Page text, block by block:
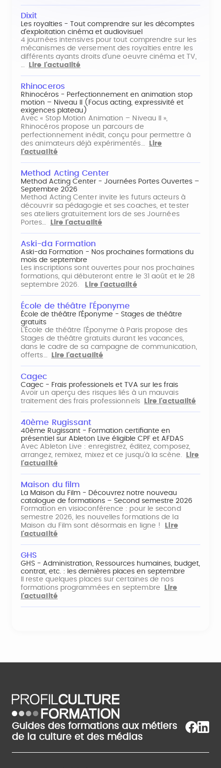
Dixit
Les royalties - Tout comprendre sur les décomptes
d'exploitation cinéma et audiovisuel
4 journées intensives pour tout comprendre sur les
mécanismes de versement des royalties entre les
différents ayants droits d'une oeuvre cinéma et TV,
…
Lire l'actualité
Rhinoceros
Rhinocéros - Perfectionnement en animation stop
motion – Niveau II (Focus acting, expressivité et
exigences plateau)
Avec « Stop Motion Animation – Niveau II »,
Rhinocéros propose un parcours de
perfectionnement inédit, conçu pour permettre à
des animateurs déjà expérimentés…
Lire
l'actualité
Method Acting Center
Method Acting Center - Journées Portes Ouvertes –
Septembre 2026
Method Acting Center invite les futurs acteurs à
découvrir sa pédagogie et ses coaches, et tester
ses ateliers gratuitement lors de ses Journées
Portes…
Lire l'actualité
Aski-da Formation
Aski-da Formation - Nos prochaines formations du
mois de septembre
Les inscriptions sont ouvertes pour nos prochaines
formations, qui débuteront entre le 31 août et le 28
septembre 2026.
Lire l'actualité
École de théâtre l'Éponyme
École de théâtre l'Éponyme - Stages de théâtre
gratuits
L'École de théâtre l'Éponyme à Paris propose des
Stages de théâtre gratuits durant les vacances,
dans le cadre de sa campagne de communication,
offerts…
Lire l'actualité
Cagec
Cagec - Frais professionels et TVA sur les frais
Avoir un aperçu des risques liés à un mauvais
traitement des frais professionnels
Lire l'actualité
40ème Rugissant
40ème Rugissant - Formation certifiante en
présentiel sur Ableton Live éligible CPF et AFDAS
Avec Ableton Live : enregistrez, éditez, composez,
arrangez, remixez, mixez et ce jusqu'à la scène.
Lire
l'actualité
Maison du film
La Maison du Film - Découvrez notre nouveau
catalogue de formations – Second semestre 2026
Formation en visioconférence : pour le second
semestre 2026, les nouvelles formations de la
Maison du Film sont désormais en ligne !
Lire
l'actualité
GHS
GHS - Administration, Ressources humaines, budget,
contrat, etc. : les dernières places en septembre
Il reste quelques places sur certaines de nos
formations programmées en septembre
Lire
l'actualité
Guides des formations aux métiers
de la culture et des médias